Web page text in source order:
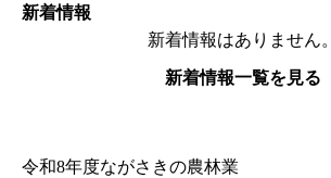
新着情報
新着情報はありません。
新着情報一覧を見る
令和8年度ながさきの農林業